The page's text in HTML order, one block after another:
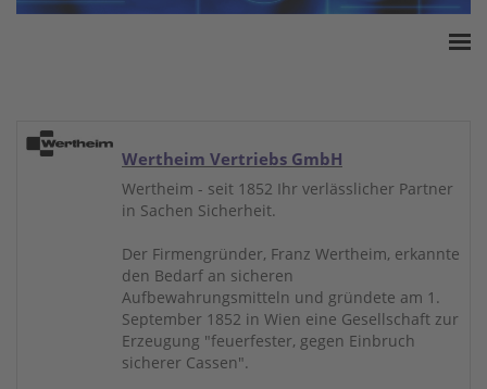
White Paper
Versicherungssummen
Wertheim Vertriebs GmbH
Wertheim - seit 1852 Ihr verlässlicher Partner
in Sachen Sicherheit.
Der Firmengründer, Franz Wertheim, erkannte
den Bedarf an sicheren
Aufbewahrungsmitteln und gründete am 1.
September 1852 in Wien eine Gesellschaft zur
Erzeugung "feuerfester, gegen Einbruch
sicherer Cassen".